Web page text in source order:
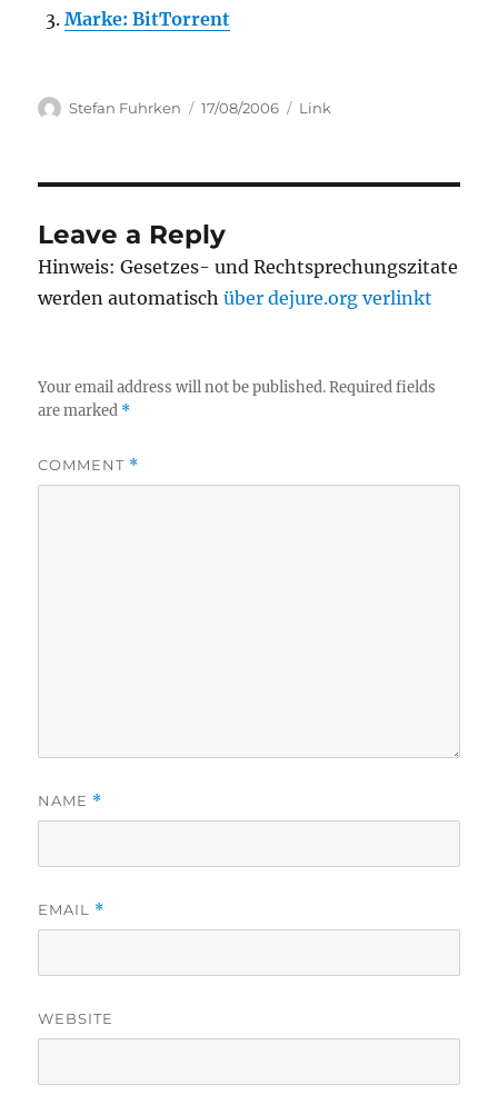
Marke: BitTorrent
Author
Stefan Fuhrken
Posted
17/08/2006 Categories
Link
Leave a Reply
Hinweis: Gesetzes- und Rechtsprechungszitate
werden automatischüber dejure.org verlinkt
Your email address will not be published. Required fields
are marked *
COMMENT *
NAME *
EMAIL *
WEBSITE